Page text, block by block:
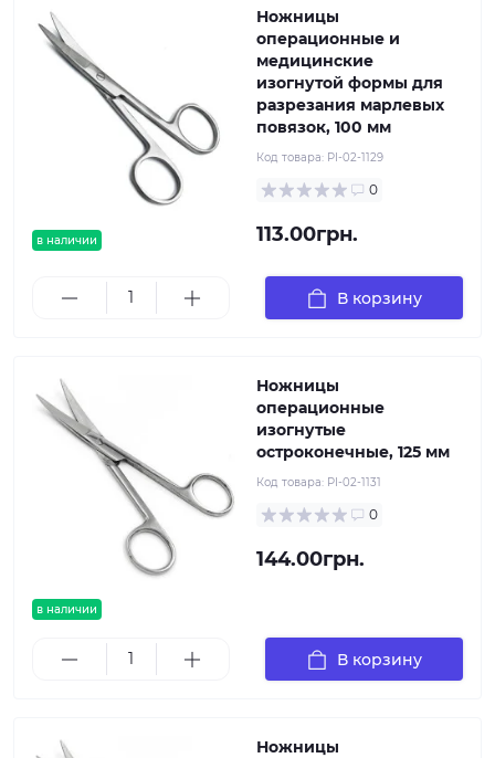
в наличии
Ножницы
операционные и
медицинские
изогнутой формы для
разрезания марлевых
повязок, 100 мм
Код товара: PI-02-1129
0
113.00грн.
В корзину
в наличии
Ножницы
операционные
изогнутые
остроконечные, 125 мм
Код товара: PI-02-1131
0
144.00грн.
В корзину
Ножницы